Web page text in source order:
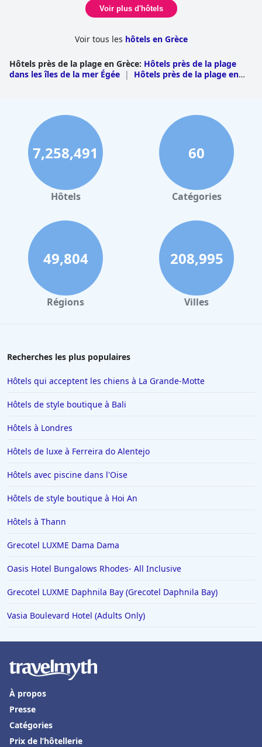
explorer la région, l'hôtel constitue un point de départ idéal
pour des vacances inoubliables. Dans l'ensemble, l'hôtel
souhaitent se détendre sur l'une des plus belles plages privées
Voir plus d'hôtels
Voir tous les hôtels en Grèce
Hôtels près de la plage en Grèce: Hôtels près de la plage
dans les îles de la mer Égée |
Hôtels près de la plage en
Péloponnèse | Hôtels près de la plage en Grèce
centrale
Hôtels près de la plage en Épire
Hôtels près
de la plage en Thessalie
Hôtels près de la plage en Thrace
7,258,491
Hôtels
60
Catégories
49,804
Régions
208,995
Villes
Recherches les plus populaires
Hôtels qui acceptent les chiens à La Grande-Motte
Hôtels de style boutique à Bali
Hôtels à Londres
Hôtels de luxe à Ferreira do Alentejo
Hôtels avec piscine dans l'Oise
Hôtels de style boutique à Hoi An
Hôtels à Thann
Grecotel LUXME Dama Dama
Oasis Hotel Bungalows Rhodes- All Inclusive
Grecotel LUXME Daphnila Bay (Grecotel Daphnila Bay)
Vasia Boulevard Hotel (Adults Only)
À propos
Presse
Catégories
Prix de l’hôtellerie